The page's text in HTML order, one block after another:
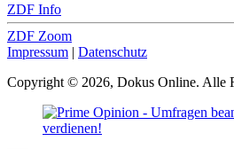
ZDF Info
ZDF Zoom
Impressum | Datenschutz
Copyright © 2026, Dokus Online. Alle